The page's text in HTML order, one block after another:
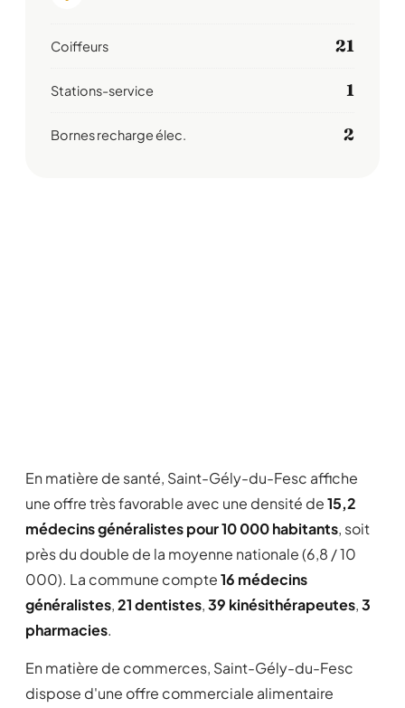
Coiffeurs 21
Stations-service 1
Bornes recharge élec. 2
En matière de santé, Saint-Gély-du-Fesc affiche
une offre très favorable avec une densité de15,2
médecins généralistes pour 10 000 habitants, soit
près du double de la moyenne nationale (6,8 / 10
000). La commune compte16 médecins
généralistes,21 dentistes,39 kinésithérapeutes,3
pharmacies.
En matière de commerces, Saint-Gély-du-Fesc
dispose d'une offre commerciale alimentaire